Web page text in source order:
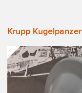
Krupp Kugelpanzer